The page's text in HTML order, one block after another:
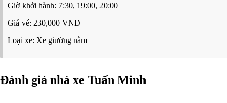
Giờ khởi hành: 7:30, 19:00, 20:00
Giá vé: 230,000 VNĐ
Loại xe: Xe giường nằm
Đánh giá nhà xe Tuấn Minh